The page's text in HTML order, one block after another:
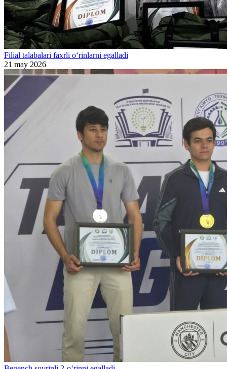
Filial talabalari faxrli o‘rinlarni egalladi
21 may 2026